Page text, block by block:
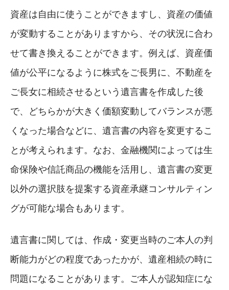
資産は自由に使うことができますし、資産の価値
が変動することがありますから、その状況に合わ
せて書き換えることができます。例えば、資産価
値が公平になるように株式をご長男に、不動産を
ご長女に相続させるという遺言書を作成した後
で、どちらかが大きく価額変動してバランスが悪
くなった場合などに、遺言書の内容を変更するこ
とが考えられます。なお、金融機関によっては生
命保険や信託商品の機能を活用し、遺言書の変更
以外の選択肢を提案する資産承継コンサルティン
グが可能な場合もあります。
遺言書に関しては、作成・変更当時のご本人の判
断能力がどの程度であったかが、遺産相続の時に
問題になることがあります。ご本人が認知症にな